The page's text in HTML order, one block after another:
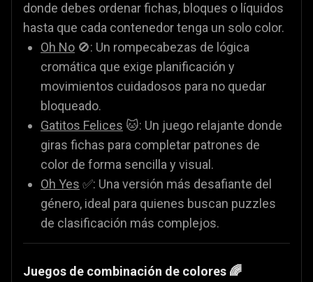
donde debes ordenar fichas, bloques o líquidos
hasta que cada contenedor tenga un solo color.
Oh No 🚫: Un rompecabezas de lógica
cromática que exige planificación y
movimientos cuidadosos para no quedar
bloqueado.
Gatitos Felices 🐱: Un juego relajante donde
giras fichas para completar patrones de
color de forma sencilla y visual.
Oh Yes ✅: Una versión más desafiante del
género, ideal para quienes buscan puzzles
de clasificación más complejos.
Juegos de combinación de colores 🌈